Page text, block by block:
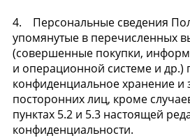
4. Персональные сведения
упомянутые в перечисленных
(совершенные покупки,
и операционной системе и др.)
конфиденциальное хранение и
посторонних лиц, кроме
пунктах 5.2 и 5.3 настоящей
конфиденциальности.